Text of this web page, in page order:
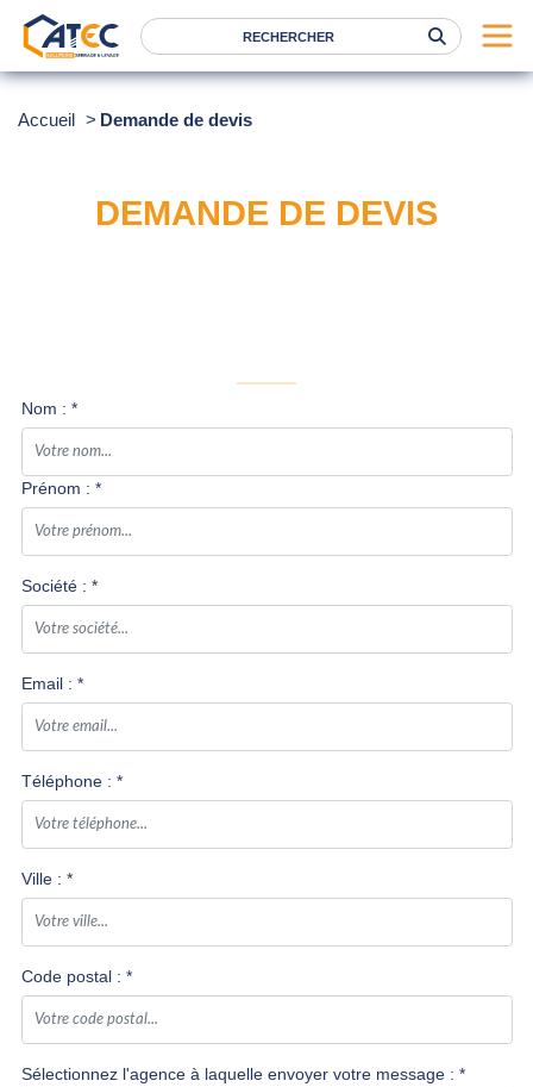
Marques
Atec
News
FAQ
RSE
DEMANDER UN DEVIS
Accueil Demande de devis
DEMANDE DE DEVIS
Nom : *
Prénom : *
Société : *
Email : *
Téléphone : *
Ville : *
Code postal : *
Sélectionnez l'agence à laquelle envoyer votre message : *